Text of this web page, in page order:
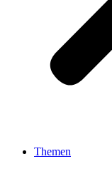
Themen